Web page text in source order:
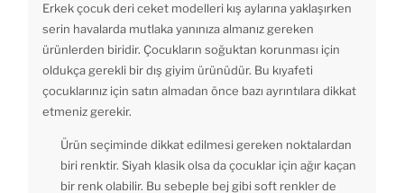
Erkek çocuk deri ceket modelleri kış aylarına yaklaşırken
serin havalarda mutlaka yanınıza almanız gereken
ürünlerden biridir. Çocukların soğuktan korunması için
oldukça gerekli bir dış giyim ürünüdür. Bu kıyafeti
çocuklarınız için satın almadan önce bazı ayrıntılara dikkat
etmeniz gerekir.
Ürün seçiminde dikkat edilmesi gereken noktalardan
biri renktir. Siyah klasik olsa da çocuklar için ağır kaçan
bir renk olabilir. Bu sebeple bej gibi soft renkler de